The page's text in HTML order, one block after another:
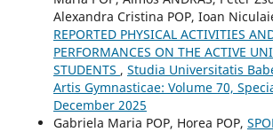
Alexandra Cristina POP, Ioan
REPORTED PHYSICAL ACTIVITIES
PERFORMANCES ON THE ACTIVE
STUDENTS , Studia Universitatis
Artis Gymnasticae: Volume 70,
December 2025
Gabriela Maria POP, Horea POP,